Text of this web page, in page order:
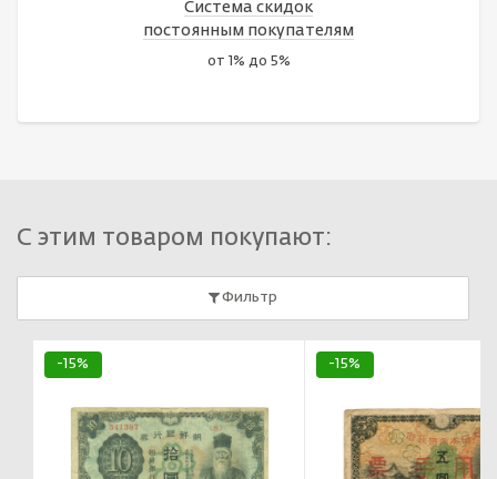
Система скидок
постоянным покупателям
от 1% до 5%
С этим товаром покупают:
Фильтр
-15% -15%